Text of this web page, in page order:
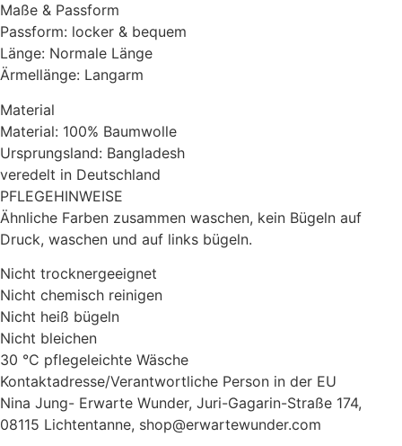
Maße & Passform
Passform: locker & bequem
Länge: Normale Länge
Ärmellänge: Langarm
Material
Material: 100% Baumwolle
Ursprungsland: Bangladesh
veredelt in Deutschland
PFLEGEHINWEISE
Ähnliche Farben zusammen waschen, kein Bügeln auf
Druck, waschen und auf links bügeln.
Nicht trocknergeeignet
Nicht chemisch reinigen
Nicht heiß bügeln
Nicht bleichen
30 °C pflegeleichte Wäsche
Kontaktadresse/Verantwortliche Person in der EU
Nina Jung- Erwarte Wunder, Juri-Gagarin-Straße 174,
08115 Lichtentanne, shop@erwartewunder.com